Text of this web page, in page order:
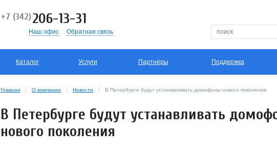
+7 (342)206-13-31
Наш офис Обратная связь
Каталог Услуги Партнёры Поддержка
Главная О компании Новости В Петербурге будут устанавливать домофоны нового поколения
В Петербурге будут устанавливать
нового поколения